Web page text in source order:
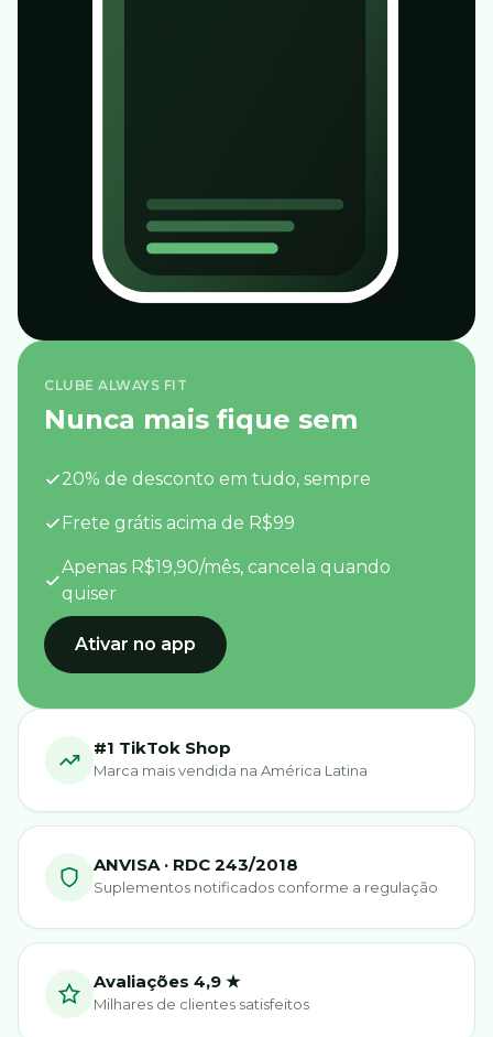
CLUBE ALWAYS FIT
Nunca mais fique sem
20% de desconto em tudo, sempre
Frete grátis acima de R$99
Apenas R$19,90/mês, cancela quando
quiser
Ativar no app
#1 TikTok Shop
Marca mais vendida na América Latina
ANVISA · RDC 243/2018
Suplementos notificados conforme a regulação
Avaliações 4,9 ★
Milhares de clientes satisfeitos